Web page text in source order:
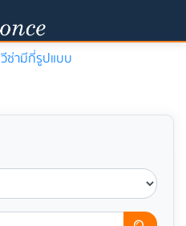
วีซ่ามีกี่รูปแบบ